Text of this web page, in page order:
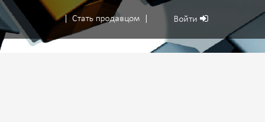
Стать продавцом Войти